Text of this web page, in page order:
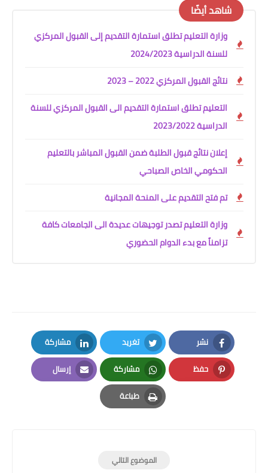
شاهد أيضًا
وزارة التعليم تطلق استمارة التقديم إلى القبول المركزي
للسنة الدراسية 2024/2023
نتائج القبول المركزي 2022 – 2023
التعليم تطلق استمارة التقديم الى القبول المركزي للسنة
الدراسية 2023/2022
إعلان نتائج قبول الطلبة ضمن القبول المباشر بالتعليم
الحكومي الخاص الصباحي
تم فتح التقديم على المنحة المجانية
وزارة التعليم تصدر توجيهات عديدة الى الجامعات كافة
تزامناً مع بدء الدوام الحضوري
نشر
Facebook
تغريد
Twitter
مشاركة
LinkedIn
حفظ
Pinterest
مشاركة
Whatsapp
إرسال
Email
طباعة
Print
الموضوع التالي